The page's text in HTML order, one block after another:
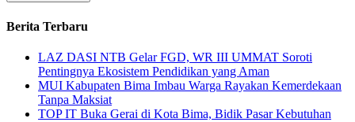
Berita Terbaru
LAZ DASI NTB Gelar FGD, WR III UMMAT Soroti
Pentingnya Ekosistem Pendidikan yang Aman
MUI Kabupaten Bima Imbau Warga Rayakan Kemerdekaan
Tanpa Maksiat
TOP IT Buka Gerai di Kota Bima, Bidik Pasar Kebutuhan